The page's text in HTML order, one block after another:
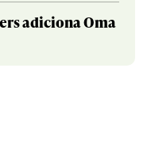
adiciona Oma